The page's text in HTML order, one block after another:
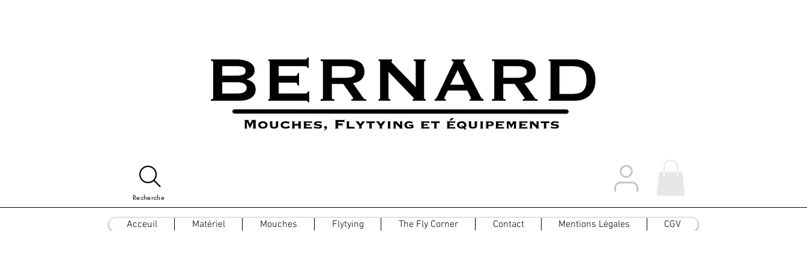
Recherche
Acceuil Matériel Mouches Flytying The Fly Corner Contact Mentions Légales CGV